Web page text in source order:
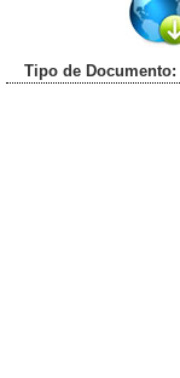
Tipo de Documento: